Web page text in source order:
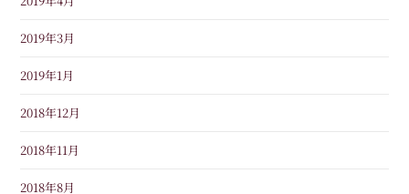
2019年3月
2019年1月
2018年12月
2018年11月
2018年8月